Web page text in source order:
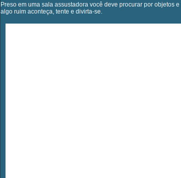
Preso em uma sala assustadora você deve procurar por objetos
algo ruim aconteça, tente e divirta-se.